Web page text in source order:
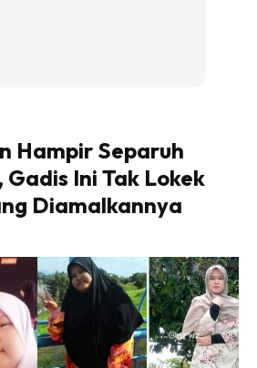
Hampir Separuh
Ini Tak Lokek
Diamalkannya